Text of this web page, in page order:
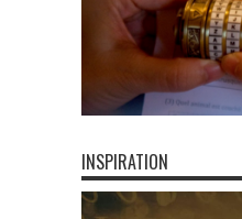
INSPIRATION